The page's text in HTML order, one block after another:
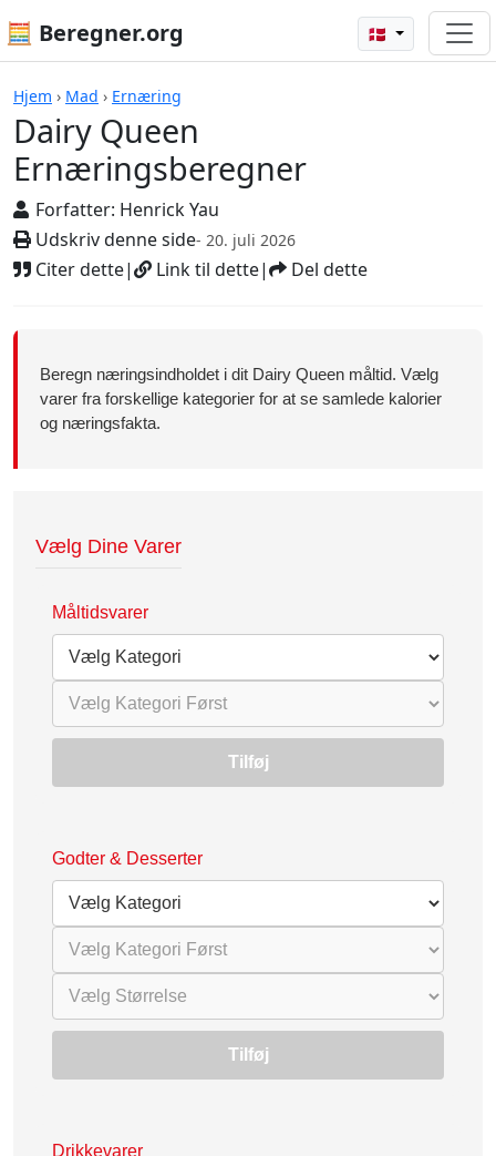
🧮 Beregner.org 🇩🇰
Hjem › Mad › Ernæring
Dairy Queen
Ernæringsberegner
Forfatter: Henrick Yau
Udskriv denne side- 20. juli 2026
Citer dette| Link til dette| Del dette
Beregnere
Beregn næringsindholdet i dit Dairy Queen måltid. Vælg
varer fra forskellige kategorier for at se samlede kalorier
og næringsfakta.
Vælg Dine Varer
Måltidsvarer
Tilføj
Godter & Desserter
Tilføj
Drikkevarer